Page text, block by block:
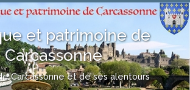
et patrimoine de
Carcassonne
Carcassonne et de ses alentours